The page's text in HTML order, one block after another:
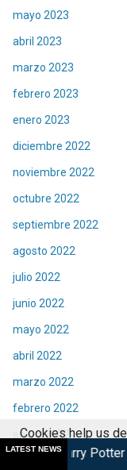
mayo 2023
abril 2023
marzo 2023
febrero 2023
enero 2023
diciembre 2022
noviembre 2022
octubre 2022
septiembre 2022
agosto 2022
julio 2022
junio 2022
mayo 2022
abril 2022
marzo 2022
febrero 2022
enero 2022
diciembre 2021
LATEST NEWSa Cinépolis
Cookies help us
services, you